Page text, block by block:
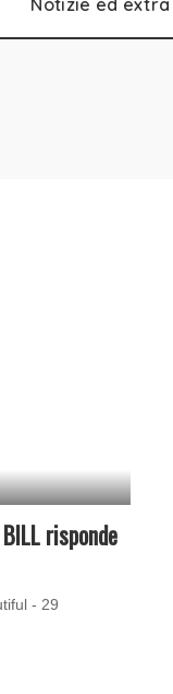
Notizie ed extra
BILL risponde
- 29